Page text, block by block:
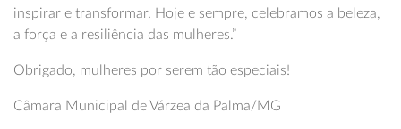
inspirar e transformar. Hoje e sempre, celebramos a beleza,
a força e a resiliência das mulheres.”
Obrigado, mulheres por serem tão especiais!
Câmara Municipal de Várzea da Palma/MG